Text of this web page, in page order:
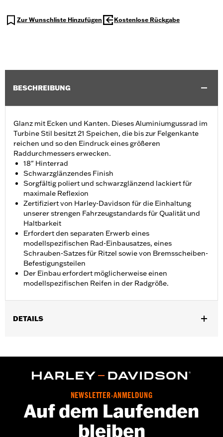
Zur Wunschliste Hinzufügen Kostenlose Rückgabe
BESCHREIBUNG
Glanz mit Ecken und Kanten. Dieses Aluminiumgussrad im
Turbine Stil besitzt 21 Speichen, die bis zur Felgenkante
reichen und so den Eindruck eines größeren
Raddurchmessers erwecken.
18" Hinterrad
Schwarzglänzendes Finish
Sorgfältig poliert und schwarzglänzend lackiert für
maximale Reflexion
Zertifiziert von Harley-Davidson für die Einhaltung
unserer strengen Fahrzeugstandards für Qualität und
Haltbarkeit
Erfordert den separaten Erwerb eines
modellspezifischen Rad-Einbausatzes, eines
Schrauben-Satzes für Ritzel sowie von Bremsscheiben-
Befestigungsteilen
Der Einbau erfordert möglicherweise einen
modellspezifischen Reifen in der Radgröße.
DETAILS
Modelle ab ’20 mit TPMS erfordern Sensor P/N 32700096 (USA
und HDI) oder 32700097 (Japan) sowie Ventilkappe P/N
42300093 und Digital Tech Aktivierung.
Installationsanleitung
Position auf Motorrad:
Hinten
Radeinbaukit, Befestigungsteile für Ritzel
NEWSLETTER-ANMELDUNG
Auf dem Laufenden
bleiben